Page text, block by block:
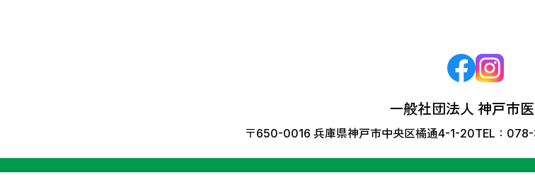
一般社団法人 神戸市
〒650-0016 兵庫県神戸市中央区橘通4-1-20TEL：